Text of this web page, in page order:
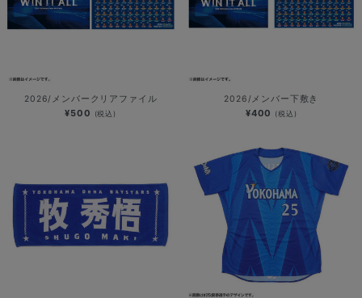
2026/メンバークリアファイル
¥500 (税込)
2026/メンバー下敷き
¥400 (税込)